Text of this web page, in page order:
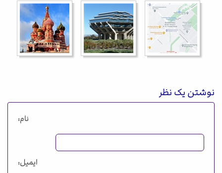
نوشتن یک نظر
نام:
ایمیل: